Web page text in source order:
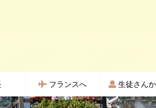
フランスへ 生徒さん